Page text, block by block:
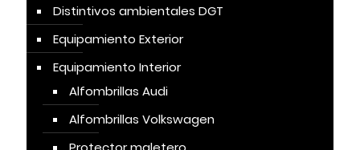
Distintivos ambientales DGT
Equipamiento Exterior
Equipamiento Interior
Alfombrillas Audi
Alfombrillas Volkswagen